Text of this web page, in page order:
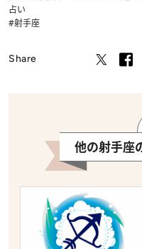
占い
#射手座
Share
他の射手座